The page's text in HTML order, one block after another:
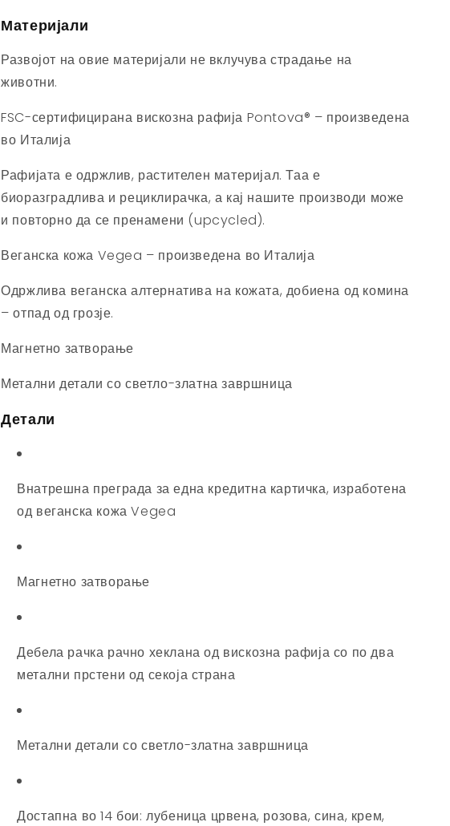
Материјали
Развојот на овие материјали не вклучува страдање на
животни.
FSC-сертифицирана вискозна рафија Pontova® – произведена
во Италија
Рафијата е одржлив, растителен материјал. Таа е
биоразградлива и рециклирачка, а кај нашите производи може
и повторно да се пренамени (upcycled).
Веганска кожа Vegea – произведена во Италија
Одржлива веганска алтернатива на кожата, добиена од комина
– отпад од грозје.
Магнетно затворање
Метални детали со светло-златна завршница
Детали
Внатрешна преграда за една кредитна картичка, изработена
од веганска кожа Vegea
Магнетно затворање
Дебела рачка рачно хеклана од вискозна рафија со по два
метални прстени од секоја страна
Метални детали со светло-златна завршница
Достапна во 14 бои: лубеница црвена, розова, сина, крем,